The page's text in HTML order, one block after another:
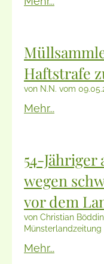
Haftstrafe
von N.N. vom
Mehr...
54-Jähriger
wegen
vor dem
von Christian
Münsterlandzeitung
Mehr...